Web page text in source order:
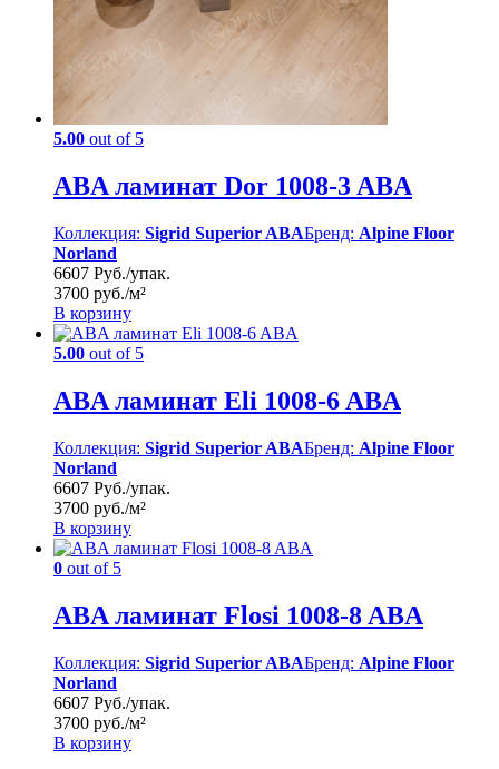
5.00 out of 5
ABA ламинат Dor 1008-3 ABA
Коллекция: Sigrid Superior ABAБренд: Alpine Floor
Norland
6607 Руб./упак.
3700 руб./м²
В корзину
5.00 out of 5
ABA ламинат Eli 1008-6 ABA
Коллекция: Sigrid Superior ABAБренд: Alpine Floor
Norland
6607 Руб./упак.
3700 руб./м²
В корзину
0 out of 5
ABA ламинат Flosi 1008-8 ABA
Коллекция: Sigrid Superior ABAБренд: Alpine Floor
Norland
6607 Руб./упак.
3700 руб./м²
В корзину